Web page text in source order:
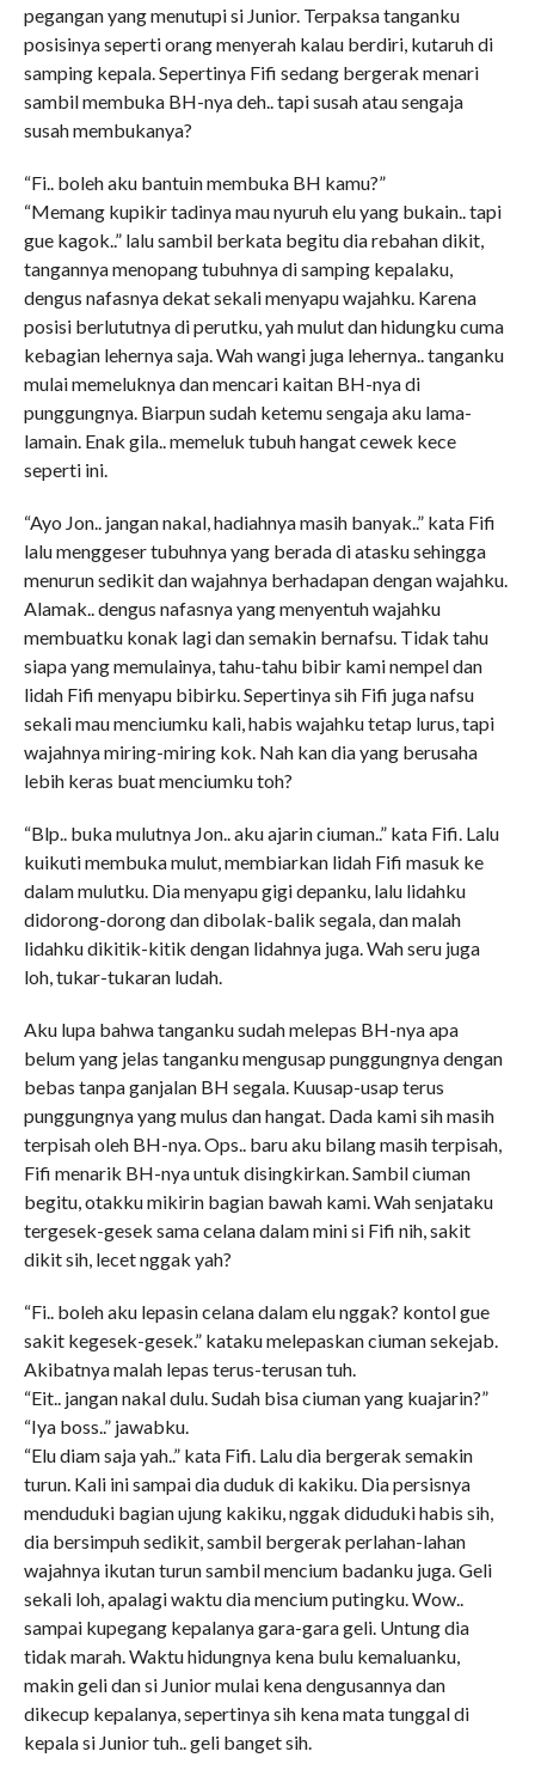
pegangan yang menutupi si Junior. Terpaksa tanganku
posisinya seperti orang menyerah kalau berdiri, kutaruh di
samping kepala. Sepertinya Fifi sedang bergerak menari
sambil membuka BH-nya deh.. tapi susah atau sengaja
susah membukanya?
“Fi.. boleh aku bantuin membuka BH kamu?”
“Memang kupikir tadinya mau nyuruh elu yang bukain.. tapi
gue kagok..” lalu sambil berkata begitu dia rebahan dikit,
tangannya menopang tubuhnya di samping kepalaku,
dengus nafasnya dekat sekali menyapu wajahku. Karena
posisi berlututnya di perutku, yah mulut dan hidungku cuma
kebagian lehernya saja. Wah wangi juga lehernya.. tanganku
mulai memeluknya dan mencari kaitan BH-nya di
punggungnya. Biarpun sudah ketemu sengaja aku lama-
lamain. Enak gila.. memeluk tubuh hangat cewek kece
seperti ini.
“Ayo Jon.. jangan nakal, hadiahnya masih banyak..” kata Fifi
lalu menggeser tubuhnya yang berada di atasku sehingga
menurun sedikit dan wajahnya berhadapan dengan wajahku.
Alamak.. dengus nafasnya yang menyentuh wajahku
membuatku konak lagi dan semakin bernafsu. Tidak tahu
siapa yang memulainya, tahu-tahu bibir kami nempel dan
lidah Fifi menyapu bibirku. Sepertinya sih Fifi juga nafsu
sekali mau menciumku kali, habis wajahku tetap lurus, tapi
wajahnya miring-miring kok. Nah kan dia yang berusaha
lebih keras buat menciumku toh?
“Blp.. buka mulutnya Jon.. aku ajarin ciuman..” kata Fifi. Lalu
kuikuti membuka mulut, membiarkan lidah Fifi masuk ke
dalam mulutku. Dia menyapu gigi depanku, lalu lidahku
didorong-dorong dan dibolak-balik segala, dan malah
lidahku dikitik-kitik dengan lidahnya juga. Wah seru juga
loh, tukar-tukaran ludah.
Aku lupa bahwa tanganku sudah melepas BH-nya apa
belum yang jelas tanganku mengusap punggungnya dengan
bebas tanpa ganjalan BH segala. Kuusap-usap terus
punggungnya yang mulus dan hangat. Dada kami sih masih
terpisah oleh BH-nya. Ops.. baru aku bilang masih terpisah,
Fifi menarik BH-nya untuk disingkirkan. Sambil ciuman
begitu, otakku mikirin bagian bawah kami. Wah senjataku
tergesek-gesek sama celana dalam mini si Fifi nih, sakit
dikit sih, lecet nggak yah?
“Fi.. boleh aku lepasin celana dalam elu nggak? kontol gue
sakit kegesek-gesek.” kataku melepaskan ciuman sekejab.
Akibatnya malah lepas terus-terusan tuh.
“Eit.. jangan nakal dulu. Sudah bisa ciuman yang kuajarin?”
“Iya boss..” jawabku.
“Elu diam saja yah..” kata Fifi. Lalu dia bergerak semakin
turun. Kali ini sampai dia duduk di kakiku. Dia persisnya
menduduki bagian ujung kakiku, nggak diduduki habis sih,
dia bersimpuh sedikit, sambil bergerak perlahan-lahan
wajahnya ikutan turun sambil mencium badanku juga. Geli
sekali loh, apalagi waktu dia mencium putingku. Wow..
sampai kupegang kepalanya gara-gara geli. Untung dia
tidak marah. Waktu hidungnya kena bulu kemaluanku,
makin geli dan si Junior mulai kena dengusannya dan
dikecup kepalanya, sepertinya sih kena mata tunggal di
kepala si Junior tuh.. geli banget sih.